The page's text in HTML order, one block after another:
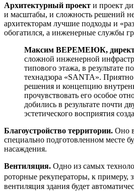
Архитектурный проект и проект
и масштабы, и сложность решений
архитекторам лучшие подходы и
обогатился, а инженерные службы
Максим ВЕРЕМЕЮК,
сложной инженерной
типового этажа, в результате
технадзора «SANTA».
решения и концепцию
прочувствовать его особое
добились в результате почти
эстетического восприятия
Благоустройство территории. Оно
специально подготовленном месте
насаждения.
Вентиляция. Одно из самых
роторные рекуператоры, к примеру,
вентиляция здания будет